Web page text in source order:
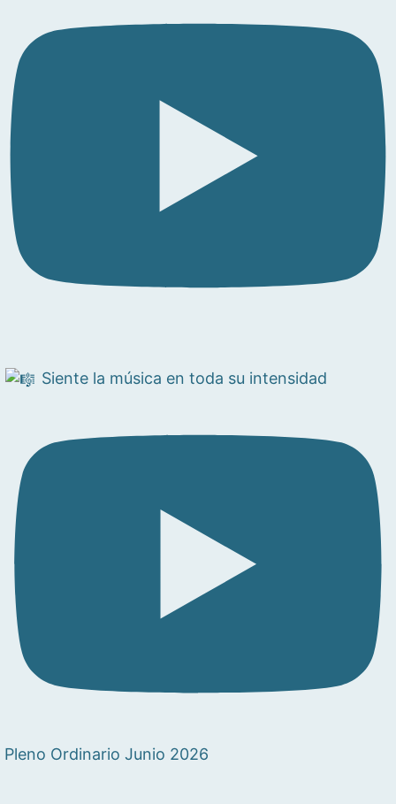
Siente la música en toda su intensidad
Pleno Ordinario Junio 2026